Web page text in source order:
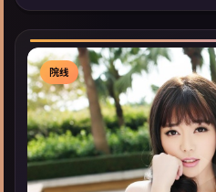
索同类型高分佳作，畅享高清在
院线